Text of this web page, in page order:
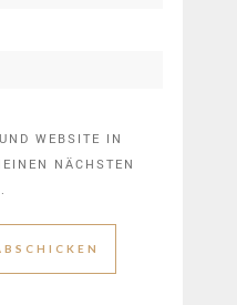
WEBSITE IN
NÄCHSTEN